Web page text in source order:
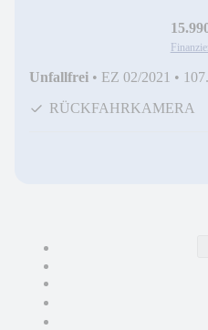
Unfallfrei • EZ 02/2021 •
RÜCKFAHRKAMERA